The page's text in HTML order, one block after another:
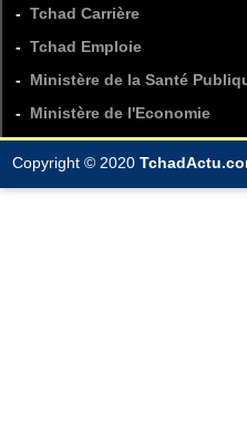
- Tchad Carrière
- Tchad Emploie
- Ministère de la Santé
- Ministère de l'Economie
Copyright © 2020